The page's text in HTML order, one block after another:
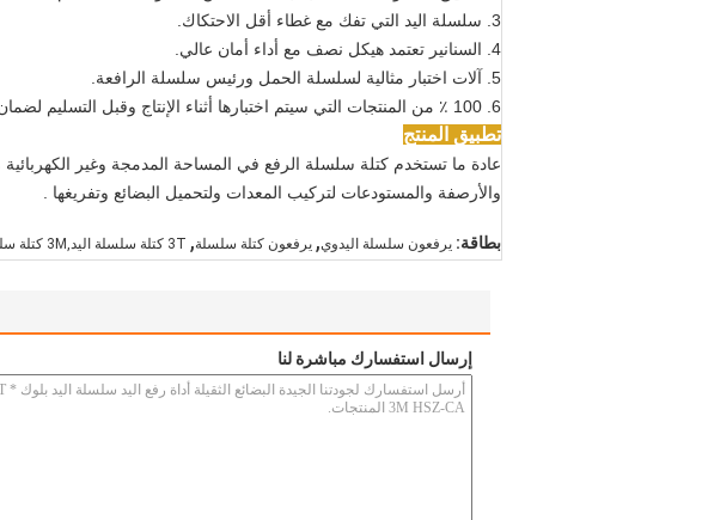
3. سلسلة اليد التي تفك مع غطاء أقل الاحتكاك.
4. السنانير تعتمد هيكل نصف مع أداء أمان عالي.
5. آلات اختبار مثالية لسلسلة الحمل ورئيس سلسلة الرافعة.
6. 100 ٪ من المنتجات التي سيتم اختبارها أثناء الإنتاج وقبل التسليم لضمان كل منتج ليكون مؤهلا.
تطبيق المنتج
عادة ما تستخدم كتلة سلسلة الرفع في المساحة المدمجة وغير
والأرصفة والمستودعات لتركيب المعدات ولتحميل البضائع وتفريغها .
بطاقة: يرفعون سلسلة اليدوي, يرفعون كتلة سلسلة, 3T كتلة سلسلة اليد,3M كتلة سلسلة اليد
إرسال استفسارك مباشرة لنا